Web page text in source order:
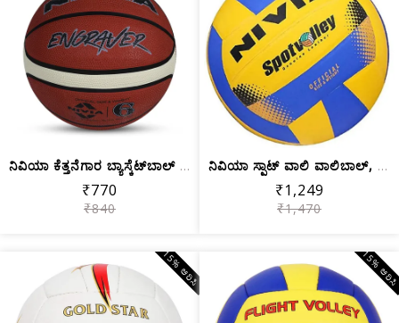
ನಿವಿಯಾ ಕೆತ್ತನೆಗಾರ ಬ್ಯಾಸ್ಕೆಟ್‌ಬಾಲ್ / ಸ...
₹770
₹840
ನಿವಿಯಾ ಸ್ಪಾಟ್ ವಾಲಿ ವಾಲಿಬಾಲ್, ಗಾತ್ರ 4
₹1,249
₹1,470
15% ಆರಿಸಿ 15%